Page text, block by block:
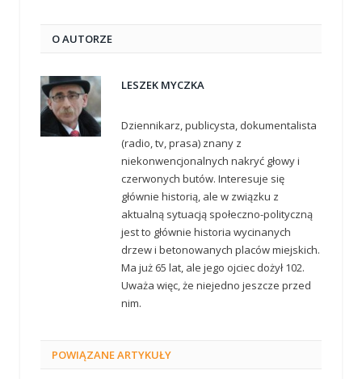
O AUTORZE
LESZEK MYCZKA
Dziennikarz, publicysta, dokumentalista
(radio, tv, prasa) znany z
niekonwencjonalnych nakryć głowy i
czerwonych butów. Interesuje się
głównie historią, ale w związku z
aktualną sytuacją społeczno-polityczną
jest to głównie historia wycinanych
drzew i betonowanych placów miejskich.
Ma już 65 lat, ale jego ojciec dożył 102.
Uważa więc, że niejedno jeszcze przed
nim.
POWIĄZANEARTYKUŁY